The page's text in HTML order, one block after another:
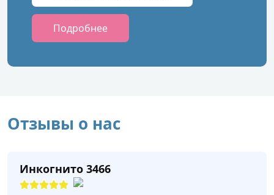
Подробнее
Отзывы о нас
Инкогнито 3466